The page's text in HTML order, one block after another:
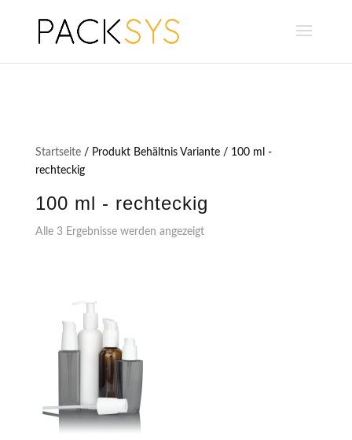
Startseite/ Produkt Behältnis Variante / 100 ml -
rechteckig
100 ml - rechteckig
Alle 3 Ergebnisse werden angezeigt